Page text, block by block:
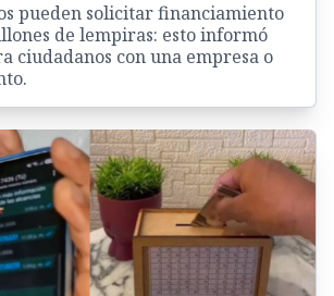
pueden solicitar financiamiento
de lempiras: esto informó
ciudadanos con una empresa o